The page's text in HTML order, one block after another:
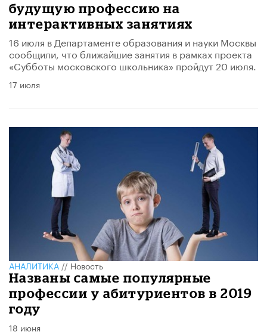
будущую профессию на
интерактивных занятиях
16 июля в Департаменте образования и науки Москвы
сообщили, что ближайшие занятия в рамках проекта
«Субботы московского школьника» пройдут 20 июля.
17 июля
АНАЛИТИКА//Новость
Названы самые популярные
профессии у абитуриентов в 2019
году
18 июня